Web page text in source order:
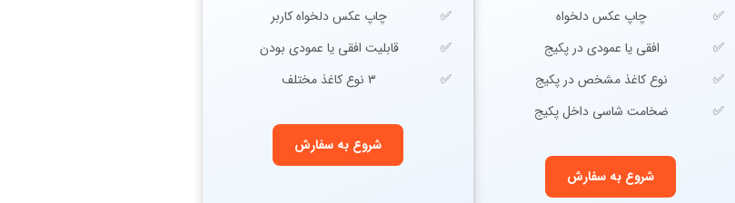
چاپ عکس دلخواه
افقی یا عمودی در پکیج
نوع کاغذ مشخص در پکیج
ضخامت شاسی داخل پکیج
شروع به سفارش
چاپ عکس دلخواه کاربر
قابلیت افقی یا عمودی بودن
۳ نوع کاغذ مختلف
شروع به سفارش